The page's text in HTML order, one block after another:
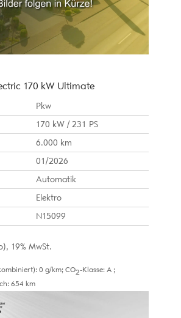
170 kW Ultimate
Pkw
170 kW / 231 PS
6.000 km
01/2026
Automatik
Elektro
N15099
19% MwSt.
0 g/km; CO2-Klasse: A ;
654 km